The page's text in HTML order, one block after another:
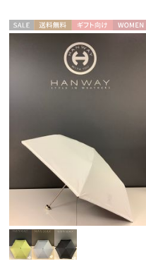
セー 送料無 ギフト
向け
WOME